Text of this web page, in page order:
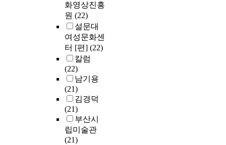
화영상진흥
원 (22)
설문대
여성문화센
터 [편] (22)
칼럼
(22)
남기용
(21)
김경덕
(21)
부산시
립미술관
(21)